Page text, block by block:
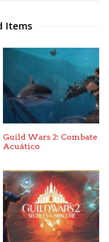
Items
Guild Wars 2: Combate
Acuático